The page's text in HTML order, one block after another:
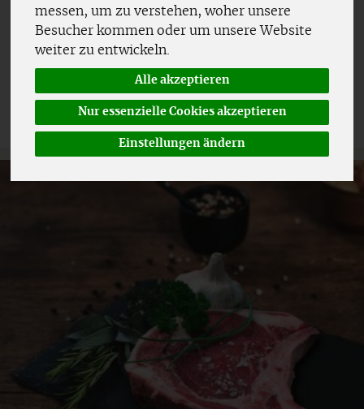
messen, um zu verstehen, woher unsere
Besucher kommen oder um unsere Website
weiter zu entwickeln.
Alle akzeptieren
Nur essenzielle Cookies akzeptieren
Einstellungen ändern
Hersteller Allergene